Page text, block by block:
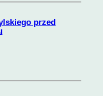
przed